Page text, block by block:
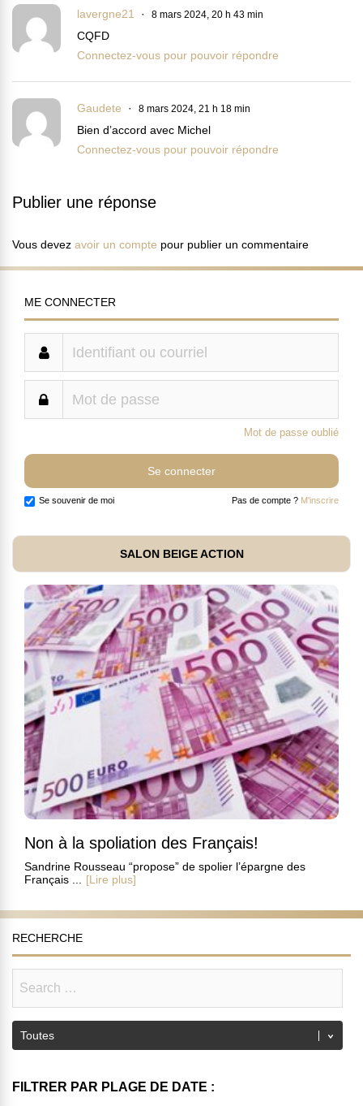
lavergne21 8 mars 2024, 20 h 43 min
CQFD
Connectez-vous pour pouvoir répondre
Gaudete 8 mars 2024, 21 h 18 min
Bien d’accord avec Michel
Connectez-vous pour pouvoir répondre
Publier une réponse
Vous devez avoir un compte pour publier un commentaire
ME CONNECTER
Mot de passe oublié
Se souvenir de moi Pas de compte ? M'inscrire
SALON BEIGE ACTION
Non à la spoliation des Français!
Sandrine Rousseau “propose” de spolier l’épargne des
Français ... [Lire plus]
RECHERCHE
FILTRER PAR PLAGE DE DATE :